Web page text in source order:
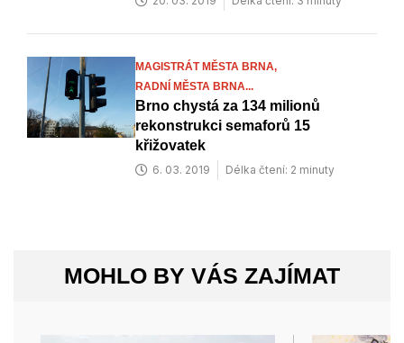
MAGISTRÁT MĚSTA BRNA,
RADNÍ MĚSTA BRNA...
Brno chystá za 134 milionů
rekonstrukci semaforů 15
křižovatek
6. 03. 2019 Délka čtení: 2 minuty
MOHLO BY VÁS ZAJÍMAT